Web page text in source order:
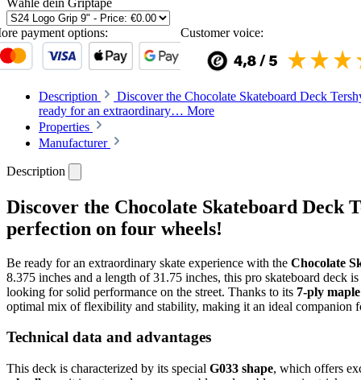
payment options: Customer voice:
Description
Discover the Chocolate Skateboard Deck
ready for an extraordinary… More
Properties
Manufacturer
Description
Discover the Chocolate Skateboard Deck
perfection on four wheels!
Be ready for an extraordinary skate experience with the Chocolate
8.375 inches and a length of 31.75 inches, this pro skateboard deck
looking for solid performance on the street. Thanks to its 7-ply
optimal mix of flexibility and stability, making it an ideal companion
Technical data and advantages
This deck is characterized by its special G033 shape, which offers